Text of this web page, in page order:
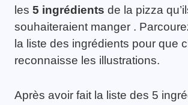
les 5 ingrédients de la pizza
souhaiteraient manger .
la liste des ingrédients pour que
reconnaisse les illustrations.
Après avoir fait la liste des 5